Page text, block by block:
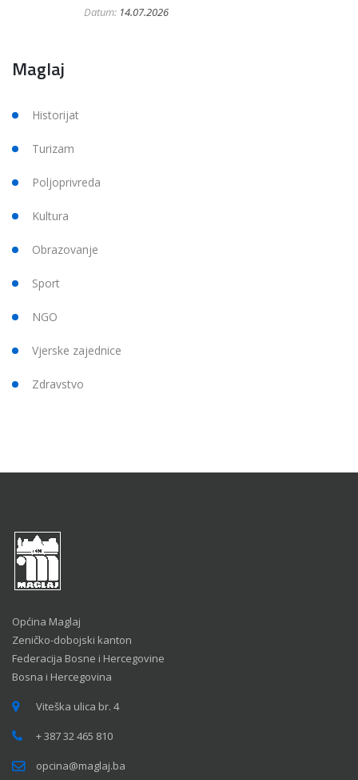
Datum: 14.07.2026
Maglaj
Historijat
Turizam
Poljoprivreda
Kultura
Obrazovanje
Sport
NGO
Vjerske zajednice
Zdravstvo
Općina Maglaj
Zeničko-dobojski kanton
Federacija Bosne i Hercegovine
Bosna i Hercegovina
Viteška ulica br. 4
+ 387 32 465 810
opcina@maglaj.ba